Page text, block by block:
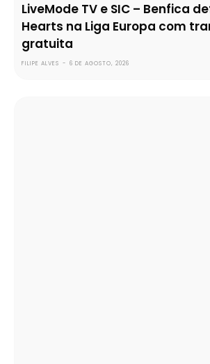
LiveMode TV e SIC – Benfica
Hearts na Liga Europa com
gratuita
FILIPE ALVES - 6 DE AGOSTO, 2026